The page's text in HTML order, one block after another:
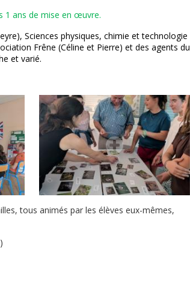
1 ans de mise en œuvre.
Sciences physiques, chimie et technologie
Frêne (Céline et Pierre) et des agents du
et varié.
tous animés par les élèves eux-mêmes,